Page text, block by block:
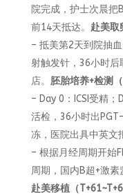
院完成，护士次晨把
前14天抵达。 赴美取
– 抵美第2天到院抽
射触发针，36小时
店。 胚胎培养+检测（
– Day 0：ICSI受精
活检，36小时出
冻，医院出具中英文
– 根据月经周期开始
周期，国内B超+激素
赴美移植（